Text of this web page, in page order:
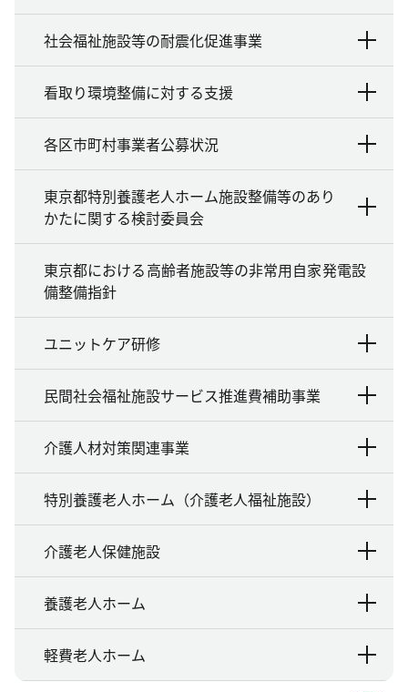
社会福祉施設等の耐震化促進事業
看取り環境整備に対する支援
各区市町村事業者公募状況
東京都特別養護老人ホーム施設整備等のあり
かたに関する検討委員会
東京都における高齢者施設等の非常用自家発電設
備整備指針
ユニットケア研修
民間社会福祉施設サービス推進費補助事業
介護人材対策関連事業
特別養護老人ホーム（介護老人福祉施設）
介護老人保健施設
養護老人ホーム
軽費老人ホーム